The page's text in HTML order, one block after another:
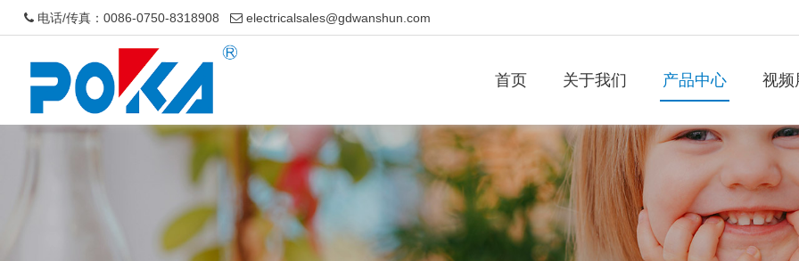
电话/传真：0086-0750-8318908 electricalsales@gdwanshun.com
首页 关于我们 产品中心 视频